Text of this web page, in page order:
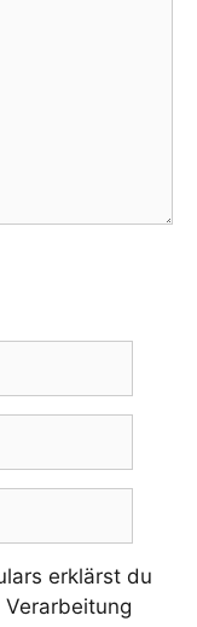
erklärst du